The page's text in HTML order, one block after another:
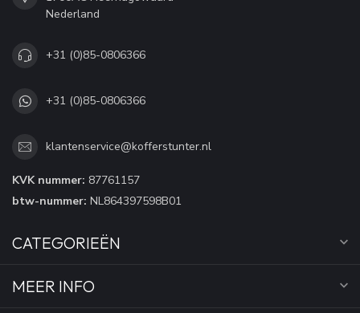
Nederland
+31 (0)85-0806366
+31 (0)85-0806366
klantenservice@kofferstunter.nl
KVK nummer: 87761157
btw-nummer: NL864397598B01
CATEGORIEËN
MEER INFO